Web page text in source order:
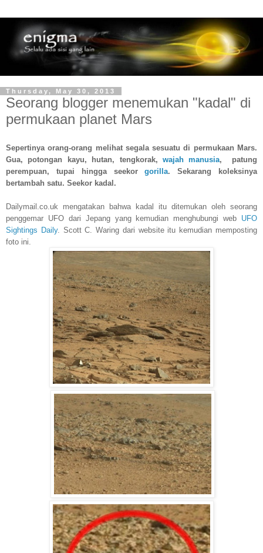
Thursday, May 30, 2013
Seorang blogger menemukan "kadal" di
permukaan planet Mars
Sepertinya orang-orang melihat segala sesuatu di permukaan Mars.
Gua, potongan kayu, hutan, tengkorak, wajah manusia, patung
perempuan, tupai hingga seekorgorilla. Sekarang koleksinya
bertambah satu. Seekor kadal.
Dailymail.co.uk mengatakan bahwa kadal itu ditemukan oleh seorang
penggemar UFO dari Jepang yang kemudian menghubungi web UFO
Sightings Daily. Scott C. Waring dari website itu kemudian memposting
foto ini.